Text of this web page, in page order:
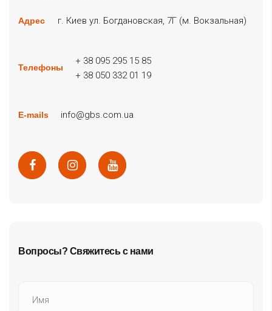
Адрес г. Киев ул. Богдановская, 7Г (м. Вокзальная)
Телефоны
+ 38 095 295 15 85
+ 38 050 332 01 19
E-mails info@gbs.com.ua
Вопросы? Свяжитесь с нами